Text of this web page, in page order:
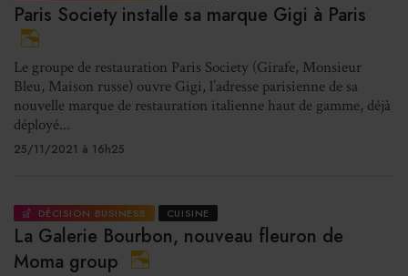
Paris Society installe sa marque Gigi à Paris
Le groupe de restauration Paris Society (Girafe, Monsieur
Bleu, Maison russe) ouvre Gigi, l’adresse parisienne de sa
nouvelle marque de restauration italienne haut de gamme, déjà
déployé...
25/11/2021 à 16h25
DÉCISION BUSINESS CUISINE
La Galerie Bourbon, nouveau fleuron de
Moma group